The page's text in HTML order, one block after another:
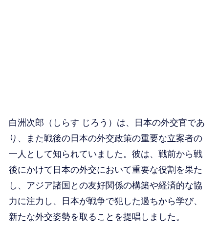
白洲次郎（しらす じろう）は、日本の外交官であ
り、また戦後の日本の外交政策の重要な立案者の
一人として知られていました。彼は、戦前から戦
後にかけて日本の外交において重要な役割を果た
し、アジア諸国との友好関係の構築や経済的な協
力に注力し、日本が戦争で犯した過ちから学び、
新たな外交姿勢を取ることを提唱しました。